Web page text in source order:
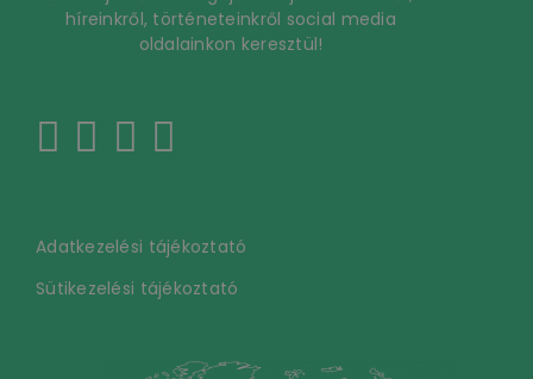
híreinkről, történeteinkről social media
oldalainkon keresztül!
Adatkezelési tájékoztató
Sütikezelési tájékoztató